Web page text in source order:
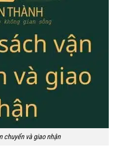
chuyển và giao nhận